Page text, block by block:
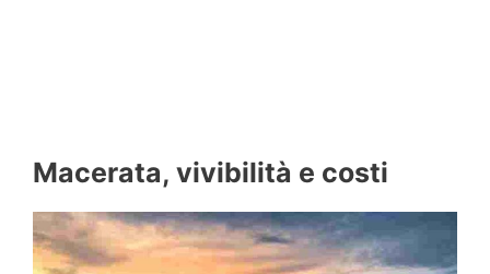
Macerata, vivibilità e costi